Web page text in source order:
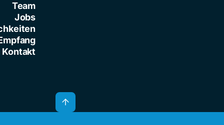
Team
Jobs
Kontakt